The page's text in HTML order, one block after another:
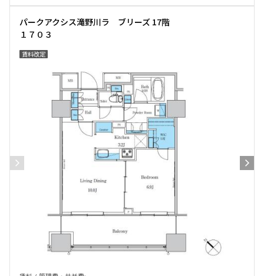
パークアクシス滝野川ラ ブリーズ 17階
１７０３
賃料改定